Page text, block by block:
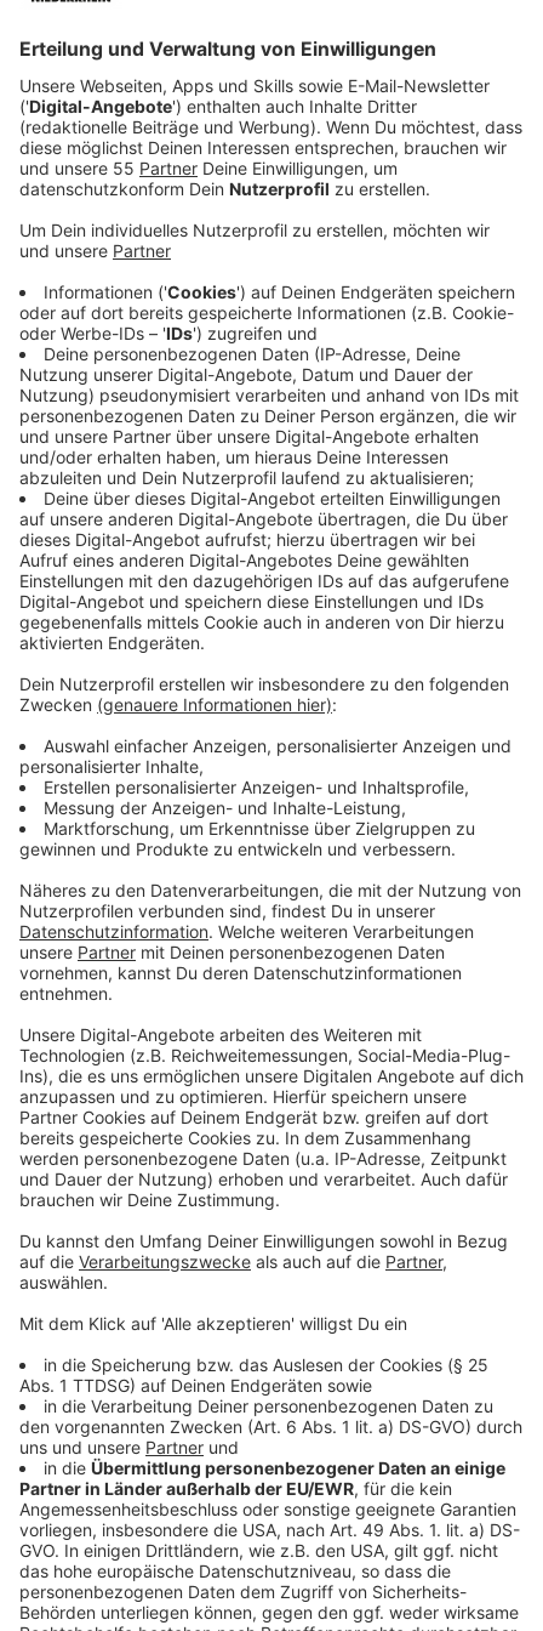
Dabei behaupten die mutmaßlichen Betrüger, dass
nach einem Einbruch ein Zettel mit Namen und
Adressen möglicher Opfer gefunden worden sei, so die
Polizei im Kreis Kleve. Bargeld und Wertgegenstände
sollten deshalb aus angeblichen Sicherheitsgründen an
einen mutmaßlichen Kollegen übergeben werden. Die
Polizei weist darauf hin, dass Geld und Wertsachen
niemals an Unbekannte, angebliche Mitarbeiter von
Polizei, Staatsanwaltschaften, Gerichten oder
Geldinstituten übergeben werden sollten.
Sollten Sie einen solchen Anruf erhalten, empfiehlt die
Polizei folgendes:
Lassen Sie sich den Namen nennen, legen Sie auf,
rufen Sie Ihre örtliche Polizeibehörde über die
Geben Sie unbekannten Personen keine Auskünfte
über Ihre Vermögensverhältnisse oder andere sensible
Daten.
Öffnen Sie unbekannten Personen nicht die Tür.
Übergeben Sie niemals Geld oder Wertsachen an
unbekannte Personen, angebliche Mitarbeiter von
Polizei, Staatsanwaltschaften, Gerichten oder
Geldinstituten.
Wenn Sie Opfer eines solchen Anrufes geworden sind,
wenden Sie sich in jedem Fall an die Polizei und
Anzeige
Anzeige